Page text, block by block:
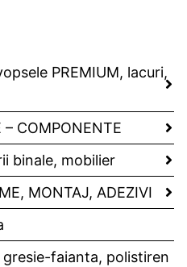
PREMIUM, lacuri,
– COMPONENTE
binale, mobilier
MONTAJ, ADEZIVI
gresie-faianta, polistiren